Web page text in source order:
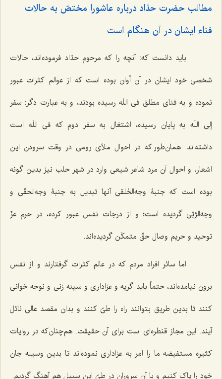
مطالب حضرت حدّاد درباره عاشورا مختصّ به حالات
فناء ایشان در آن هنگام است‌
باید دانست که: آنچه را که مرحوم حدّاد فرموده‌اند، حالات
شخصی خود ایشان در آن أوان بوده است که از عوالم کثرات عبور
نموده و به فنای مطلق فی اللَه رسیده بودند، و به عبارت دگر: سفر
إلی اللَه به پایان رسیده، اشتغال به سفر دوم که فی اللَه است
داشته‌اند. همان‌طور که در احوال ملاّی رومی در وقت سرودن این
اشعار، و احوال آن مرد شاعر شیعی وارد در شهر حلب نیز بدین گونه
بوده است که جنبۀ وجه‌الخَلقی آنها تبدیل به جنبۀ وجه‌الحقّی و
وجه‌الرَّبّی گردیده است؛ و از درجات نفس عبور کرده، در حرم عزّ
توحید و حریم وصال حقّ متمکّن گردیده‌اند.
اما سائر افراد مردم که در عالم کثرات گرفتارند و از نفس
برون نیامده‌اند، حتماً باید گریه و عزاداری و سینه زنی و نوحه خوانی
کنند تا بدین طریق بتوانند راه را طیّ کنند و بدان مقصد عالی نائل
آیند. این مجاز قنطره‌ای است برای آن حقیقت. هم‌چنان‌که در روایات
کثیره مستفیضه ما را امر به عزاداری نموده‌اند تا بدین وسیله جان
خود را پاک کنیم و با آن سروران در طیّ این سبیل هم آهنگ گردیم.